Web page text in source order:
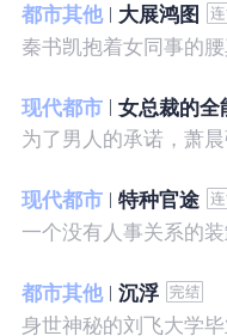
都市其他
大展鸿图
现代都市
女总裁的全
现代都市
特种官途
都市其他
沉浮